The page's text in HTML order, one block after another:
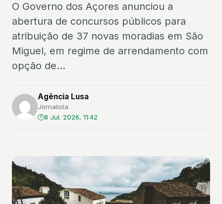
O Governo dos Açores anunciou a
abertura de concursos públicos para
atribuição de 37 novas moradias em São
Miguel, em regime de arrendamento com
opção de...
Agência Lusa
Jornalista
8 Jul. 2026, 11:42